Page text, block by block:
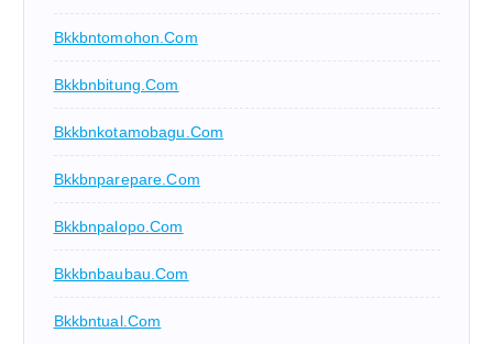
Bkkbntomohon.com
Bkkbnbitung.com
Bkkbnkotamobagu.com
Bkkbnparepare.com
Bkkbnpalopo.com
Bkkbnbaubau.com
Bkkbntual.com